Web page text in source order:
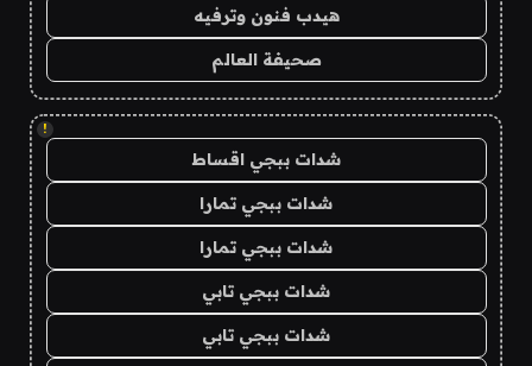
هيدب فنون وترفيه
صحيفة العالم
!
شدات ببجي اقساط
شدات ببجي تمارا
شدات ببجي تمارا
شدات ببجي تابي
شدات ببجي تابي